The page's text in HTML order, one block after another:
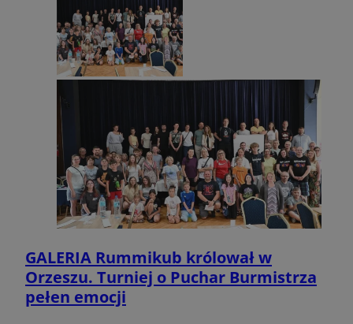
GALERIA Rummikub królował w
Orzeszu. Turniej o Puchar Burmistrza
pełen emocji